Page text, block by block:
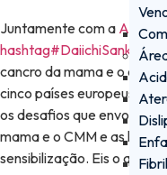
Juntamente com a
hashtag#
cancro da mama e o
cinco países europeus,
os desafios que envolvem
mama e o CMM e as
sensibilização. Eis o que